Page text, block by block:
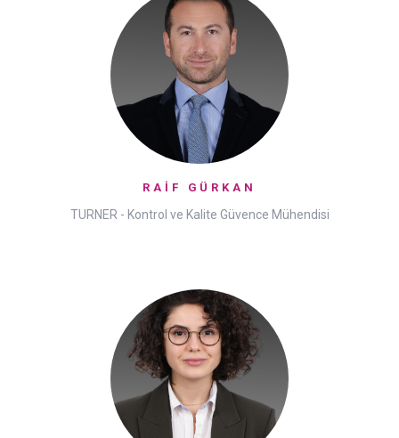
RAİF GÜRKAN
TURNER - Kontrol ve Kalite Güvence Mühendisi